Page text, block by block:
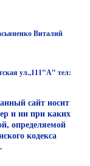
Виталий
ул.,111"А" тел:
сайт носит
и ни при каких
определяемой
кодекса